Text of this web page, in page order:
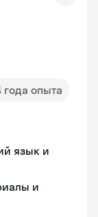
года опыта
язык и
и